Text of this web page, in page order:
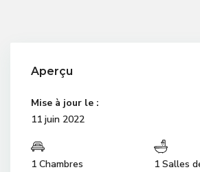
Aperçu
Mise à jour le :
11 juin 2022
1 Chambres 1 Salles